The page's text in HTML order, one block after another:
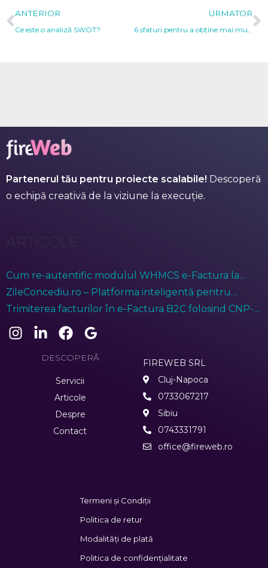
Prev
ANTERIOR
Ce este o analiză SWOT?
URMATOR
Partenerul tău pentru proiecte scalabile! Descoperă
o echipă creativă de la viziune la execuție.
ARTICOLE
Cum re-autentific modulul WHMCS e-Factura la
ANAF?
ZileConcediu.ro – Platforma inteligentă pentru
gestionarea prezenței angajaților
Trimiterea facturilor în e-Factura B2C folosind CNP-ul
anonimizat (treisprezece de zero)
DESCOPERĂ
Servicii
Articole
Despre
Contact
FIREWEB SRL
Cluj-Napoca
0733067217
Sibiu
0743331791
office@fireweb.ro
Termeni și Condiții
Politica de retur
Modalități de plată
Politica de confidențialitate